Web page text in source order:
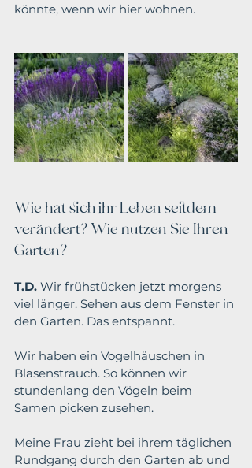
könnte, wenn wir hier wohnen.
Wie hat sich ihr Leben seitdem
verändert? Wie nutzen Sie Ihren
Garten?
T.D. Wir frühstücken jetzt morgens
viel länger. Sehen aus dem Fenster in
den Garten. Das entspannt.
Wir haben ein Vogelhäuschen in
Blasenstrauch. So können wir
stundenlang den Vögeln beim
Samen picken zusehen.
Meine Frau zieht bei ihrem täglichen
Rundgang durch den Garten ab und